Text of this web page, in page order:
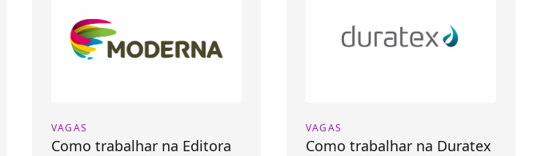
VAGAS
Como trabalhar na Editora
VAGAS
Como trabalhar na Duratex